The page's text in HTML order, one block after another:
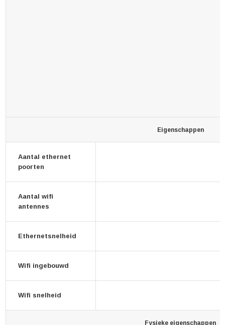
Eigenschappen
Aantal ethernet
poorten
Aantal wifi
antennes
Ethernetsnelheid
Wifi ingebouwd
Wifi snelheid
Fysieke eigenschappen